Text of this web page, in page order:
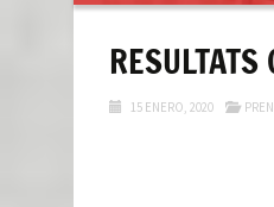
15 ENERO, 2020